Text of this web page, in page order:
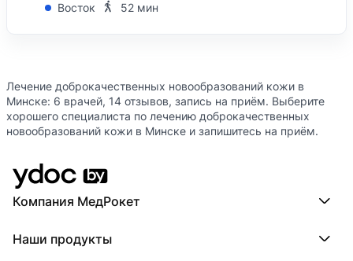
Восток
52 мин
Лечение доброкачественных новообразований кожи в
Минске: 6 врачей, 14 отзывов, запись на приём. Выберите
хорошего специалиста по лечению доброкачественных
новообразований кожи в Минске и запишитесь на приём.
Компания МедРокет
О YDoc
Наши продукты